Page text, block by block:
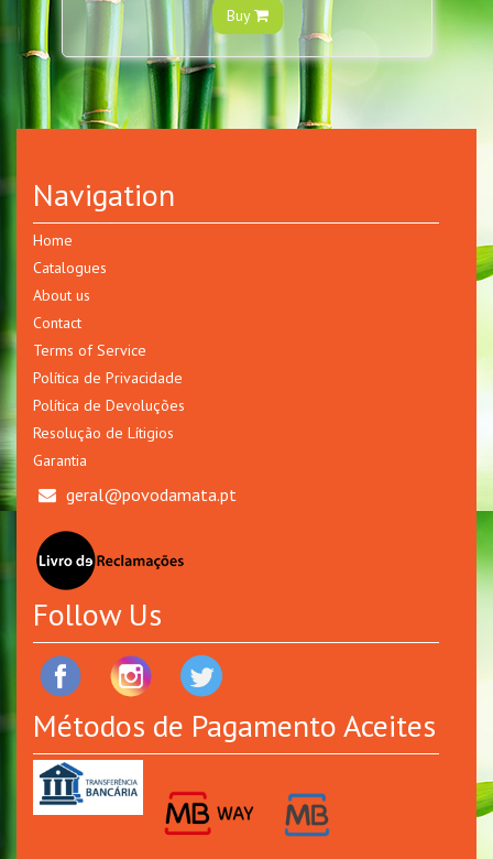
Buy
Navigation
Home
Catalogues
About us
Contact
Terms of Service
Política de Privacidade
Política de Devoluções
Resolução de Lítigios
Garantia
geral@povodamata.pt
Follow Us
Métodos de Pagamento Aceites